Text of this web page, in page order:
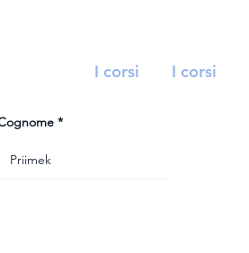
I corsi I corsi